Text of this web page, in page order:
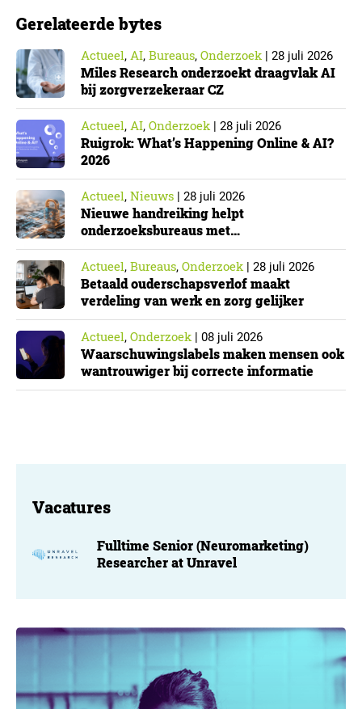
onderzoeksorganisatie. De toepasselijkheid…
Gerelateerde bytes
Actueel, AI, Bureaus, Onderzoek| 28 juli 2026
Miles Research onderzoekt draagvlak AI
bij zorgverzekeraar CZ
Actueel, AI, Onderzoek| 28 juli 2026
Ruigrok: What’s Happening Online & AI?
2026
Actueel, Nieuws | 28 juli 2026
Nieuwe handreiking helpt
onderzoeksbureaus met
Cyberbeveiligingswet
Actueel, Bureaus, Onderzoek| 28 juli 2026
Betaald ouderschapsverlof maakt
verdeling van werk en zorg gelijker
Actueel, Onderzoek| 08 juli 2026
Waarschuwingslabels maken mensen ook
wantrouwiger bij correcte informatie
Vacatures
Fulltime Senior (Neuromarketing)
Researcher at Unravel